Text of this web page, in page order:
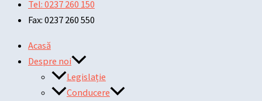
Tel: 0237 260 150
Fax: 0237 260 550
Acasă
Despre noi
Legislație
Conducere